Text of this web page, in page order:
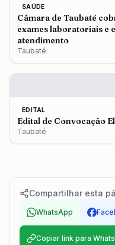
SAÚDE
Câmara de Taubaté
exames laboratoriais e
atendimento
Taubaté
EDITAL
Edital de Convocação
Taubaté
Compartilhar esta
WhatsApp
Copiar link para